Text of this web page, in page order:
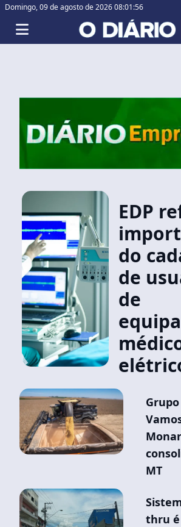
Domingo,09 de agosto de 2026 08:01:57
EDP
do
de
de
MT
thru